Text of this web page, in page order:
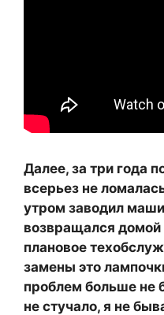
Далее, за три года
всерьез не
утром заводил
возвращался домой
плановое
замены это
проблем больше не
не стучало, я не